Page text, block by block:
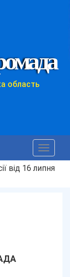
область
Toggle
від 16 липня